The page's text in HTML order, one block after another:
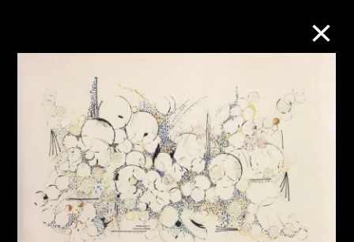
M+藏品
进一步筛选